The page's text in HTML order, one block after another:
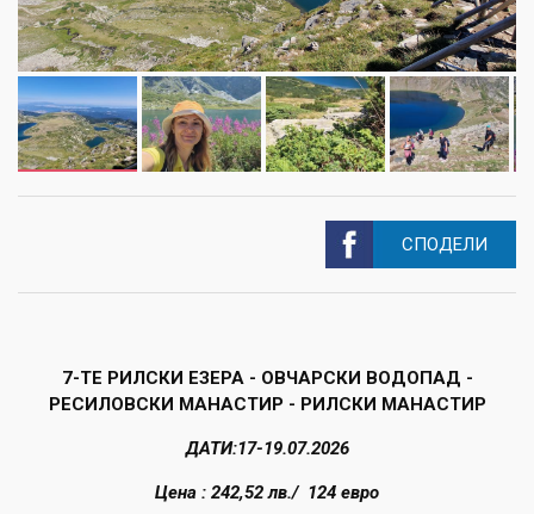
СПОДЕЛИ
7-ТЕ РИЛСКИ ЕЗЕРА - ОВЧАРСКИ ВОДОПАД -
РЕСИЛОВСКИ МАНАСТИР - РИЛСКИ МАНАСТИР
ДАТИ:17-19.07.2026
Цена : 242,52 лв./ 124 евро